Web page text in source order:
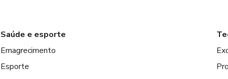
Saúde e esporte
Emagrecimento
Esporte